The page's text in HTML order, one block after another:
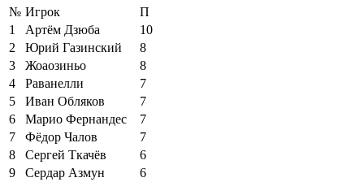
№ Игрок
П
1
Артём Дзюба
10
2
Юрий Газинский
8
3
Жоаозиньо
8
4
Раванелли
7
5
Иван Обляков
7
6
Марио Фернандес
7
7
Фёдор Чалов
7
8
Сергей Ткачёв
6
9
Сердар Азмун
6